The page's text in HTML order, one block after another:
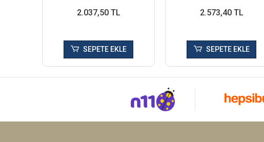
2.037,50 TL
SEPETE EKLE
2.573,40 TL
SEPETE EKLE